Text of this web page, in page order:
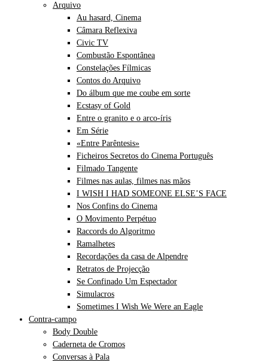
Arquivo
Au hasard, Cinema
Câmara Reflexiva
Civic TV
Combustão Espontânea
Constelações Fílmicas
Contos do Arquivo
Do álbum que me coube em sorte
Ecstasy of Gold
Entre o granito e o arco-íris
Em Série
«Entre Parêntesis»
Ficheiros Secretos do Cinema Português
Filmado Tangente
Filmes nas aulas, filmes nas mãos
I WISH I HAD SOMEONE ELSE’S FACE
Nos Confins do Cinema
O Movimento Perpétuo
Raccords do Algoritmo
Ramalhetes
Recordações da casa de Alpendre
Retratos de Projecção
Se Confinado Um Espectador
Simulacros
Sometimes I Wish We Were an Eagle
Contra-campo
Body Double
Caderneta de Cromos
Conversas à Pala